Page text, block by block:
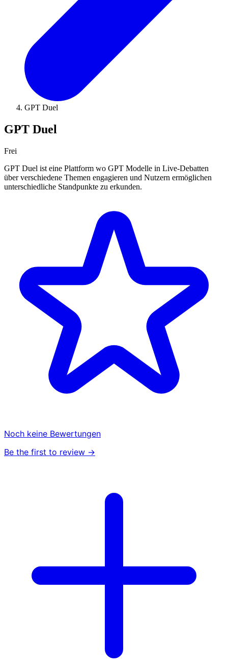
GPT Duel
GPT Duel
Frei
GPT Duel ist eine Plattform wo GPT Modelle in Live-Debatten
über verschiedene Themen engagieren und Nutzern ermöglichen
unterschiedliche Standpunkte zu erkunden.
Noch keine Bewertungen
Be the first to review →